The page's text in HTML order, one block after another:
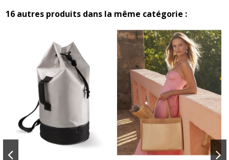
16 autres produits dans la même catégorie :